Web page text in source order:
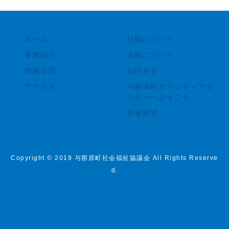
ホーム
社協について
事業紹介
活動について
情報公開
お問合せ
アクセス
与那原町ボランティアセ
ンターへようこそ
各種様式
Copyright © 2019 与那原町社会福祉協議会 All Rights Reserve
d.